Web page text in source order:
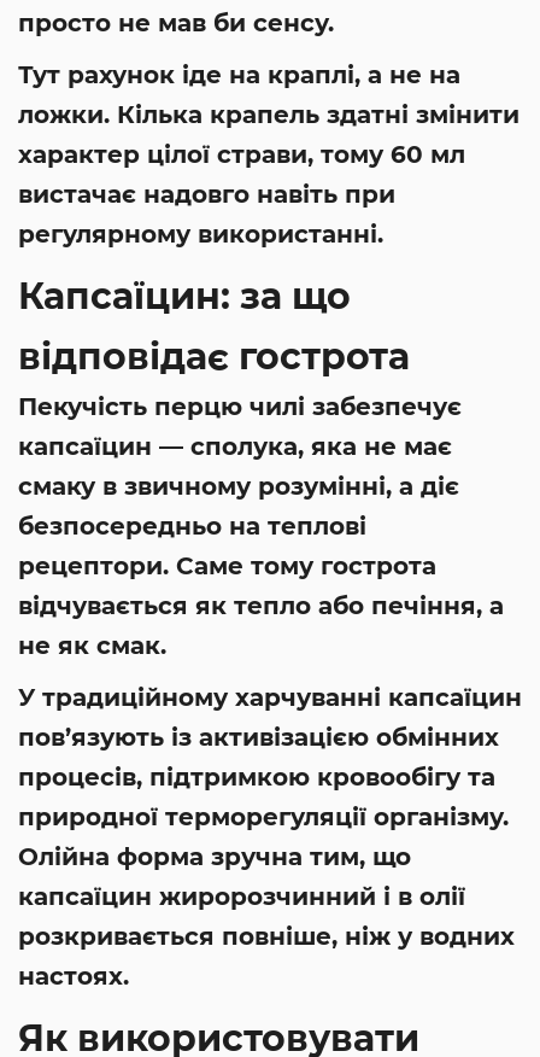
просто не мав би сенсу.
Тут рахунок іде на краплі, а не на
ложки. Кілька крапель здатні змінити
характер цілої страви, тому 60 мл
вистачає надовго навіть при
регулярному використанні.
Капсаїцин: за що
відповідає гострота
Пекучість перцю чилі забезпечує
капсаїцин — сполука, яка не має
смаку в звичному розумінні, а діє
безпосередньо на теплові
рецептори. Саме тому гострота
відчувається як тепло або печіння, а
не як смак.
У традиційному харчуванні капсаїцин
пов’язують із активізацією обмінних
процесів, підтримкою кровообігу та
природної терморегуляції організму.
Олійна форма зручна тим, що
капсаїцин жиророзчинний і в олії
розкривається повніше, ніж у водних
настоях.
Як використовувати